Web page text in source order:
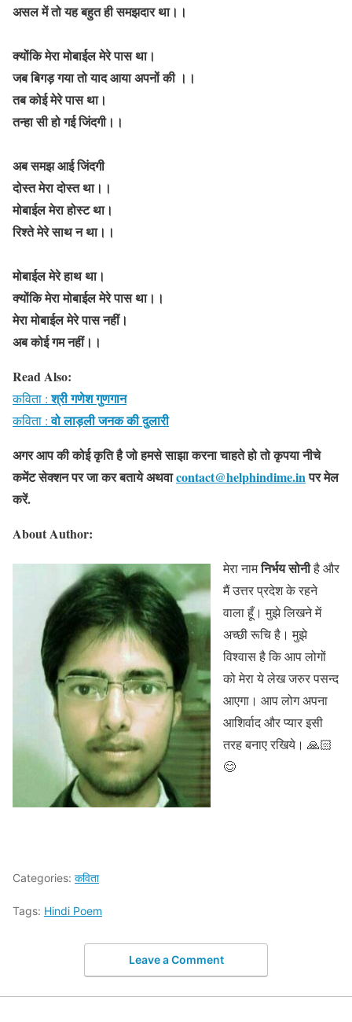
असल में तो यह बहुत ही समझदार था।।
क्योंकि मेरा मोबाईल मेरे पास था।
जब बिगड़ गया तो याद आया अपनों की ।।
तब कोई मेरे पास था।
तन्हा सी हो गई जिंदगी।।
अब समझ आई जिंदगी
दोस्त मेरा दोस्त था।।
मोबाईल मेरा होस्ट था।
रिश्ते मेरे साथ न था।।
मोबाईल मेरे हाथ था।
क्योंकि मेरा मोबाईल मेरे पास था।।
मेरा मोबाईल मेरे पास नहीं।
अब कोई गम नहीं।।
Read Also:
कविता :श्री गणेश गुणगान
कविता :वो लाड़ली जनक की दुलारी
अगर आप की कोई कृति है जो हमसे साझा करना चाहते हो तो कृपया नीचे
कमेंट सेक्शन पर जा कर बतायेअथवाcontact@helphindime.inपर मेल
करें.
About Author:
मेरा नामनिर्भय सोनीहै और
मैं उत्तर प्रदेश के रहने
वाला हूँ। मुझे लिखने में
अच्छी रूचि है। मुझे
विश्वास है कि आप लोगों
को मेरा ये लेख जरुर पसन्द
आएगा। आप लोग अपना
आशिर्वाद और प्यार इसी
तरह बनाए रखिये। 🙏🏻
😊
Categories: कविता
Tags: Hindi Poem
Leave a Comment